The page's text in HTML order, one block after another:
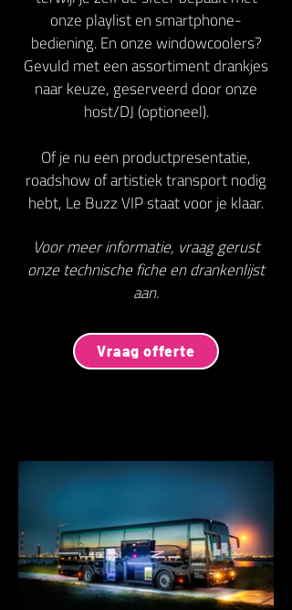
onze playlist en smartphone-
bediening. En onze windowcoolers?
Gevuld met een assortiment drankjes
naar keuze, geserveerd door onze
host/DJ (optioneel).
Of je nu een productpresentatie,
roadshow of artistiek transport nodig
hebt, Le Buzz VIP staat voor je klaar.
Voor meer informatie, vraag gerust
onze technische fiche en drankenlijst
aan.
Vraag offerte